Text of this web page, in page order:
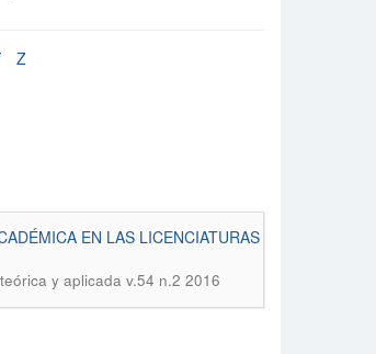
Z
EN LAS LICENCIATURAS
y aplicada v.54 n.2 2016